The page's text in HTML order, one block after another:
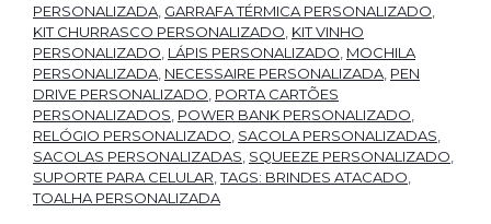
PERSONALIZADA GARRAFA TÉRMICA PERSONALIZADO
KIT CHURRASCO PERSONALIZADO KIT VINHO
PERSONALIZADO LÁPIS PERSONALIZADO MOCHILA
PERSONALIZADA NECESSAIRE PERSONALIZADA PEN
DRIVE PERSONALIZADO PORTA CARTÕES
PERSONALIZADOS POWER BANK PERSONALIZADO
RELÓGIO PERSONALIZADO SACOLA PERSONALIZADAS
SACOLAS PERSONALIZADAS SQUEEZE PERSONALIZADO
SUPORTE PARA CELULAR ,TAGS: BRINDES ATACADO
TOALHA PERSONALIZADA